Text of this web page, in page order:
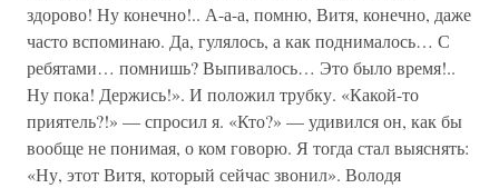
здорово! Ну конечно!.. А-а-а, помню, Витя, конечно, даже
часто вспоминаю. Да, гулялось, а как поднималось… С
ребятами… помнишь? Выпивалось… Это было время!..
Ну пока! Держись!». И положил трубку. «Какой-то
приятель?!» — спросил я. «Кто?» — удивился он, как бы
вообще не понимая, о ком говорю. Я тогда стал выяснять:
«Ну, этот Витя, который сейчас звонил». Володя